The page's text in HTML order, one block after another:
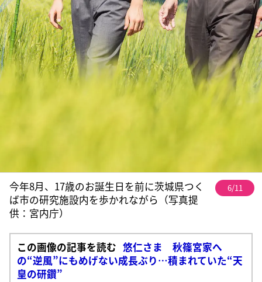
今年8月、17歳のお誕生日を前に茨城県つく
ば市の研究施設内を歩かれながら（写真提
供：宮内庁）
6/11
この画像の記事を読む 悠仁さま 秋篠宮家へ
の“逆風”にもめげない成長ぶり…積まれていた“天
皇の研鑽”